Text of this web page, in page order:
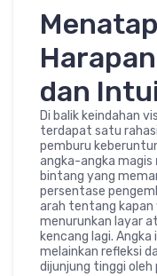
dan
Di balik keindahan
terdapat satu
pemburu
angka-angka magis
bintang yang
persentase
arah tentang
menurunkan layar
kencang lagi.
melainkan refleksi
dijunjung tinggi